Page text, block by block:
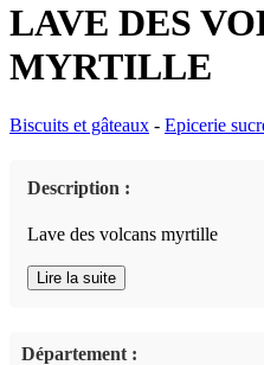
LAVE DES
MYRTILLE
Biscuits et gâteaux - Epicerie
Description :
Lave des volcans myrtille
Lire la suite
Département :